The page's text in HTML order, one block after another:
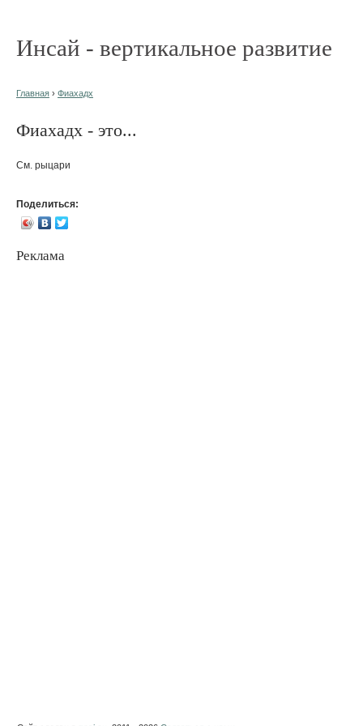
Инсай - вертикальное развитие
Главная › Фиахадх
Фиахадх - это...
См. рыцари
Поделиться:
Реклама